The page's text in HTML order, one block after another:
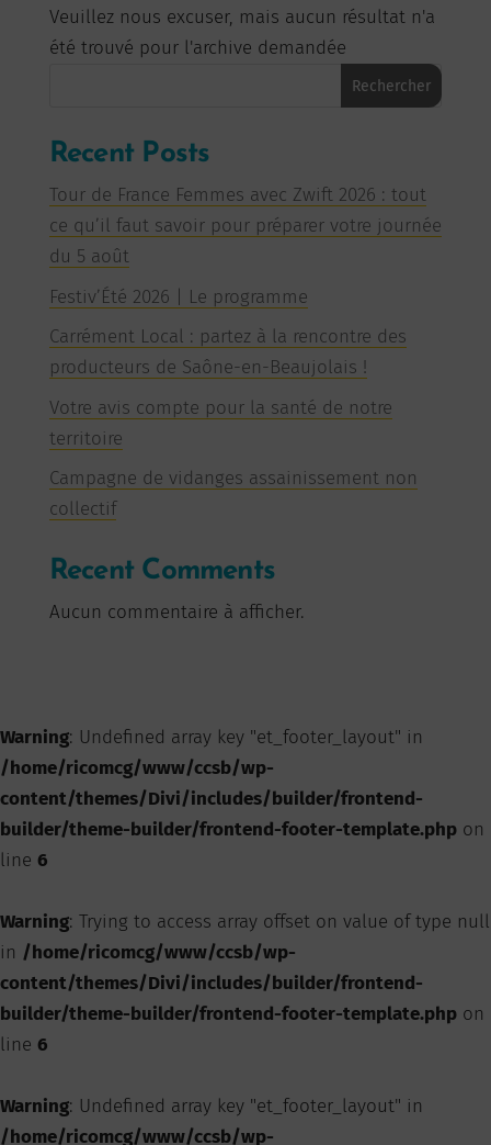
Veuillez nous excuser, mais aucun résultat n'a
été trouvé pour l'archive demandée
Rechercher
Recent Posts
Tour de France Femmes avec Zwift 2026 : tout
ce qu’il faut savoir pour préparer votre journée
du 5 août
Festiv’Été 2026 | Le programme
Carrément Local : partez à la rencontre des
producteurs de Saône-en-Beaujolais !
Votre avis compte pour la santé de notre
territoire
Campagne de vidanges assainissement non
collectif
Recent Comments
Aucun commentaire à afficher.
Warning: Undefined array key "et_footer_layout" in
/home/ricomcg/www/ccsb/wp-
content/themes/Divi/includes/builder/frontend-
builder/theme-builder/frontend-footer-template.php on
line 6
Warning: Trying to access array offset on value of type null
in /home/ricomcg/www/ccsb/wp-
content/themes/Divi/includes/builder/frontend-
builder/theme-builder/frontend-footer-template.php on
line 6
Warning: Undefined array key "et_footer_layout" in
/home/ricomcg/www/ccsb/wp-